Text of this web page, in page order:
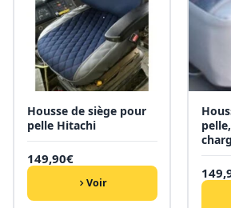
Housse de siège pour
pelle Hitachi
149,90€
Voir